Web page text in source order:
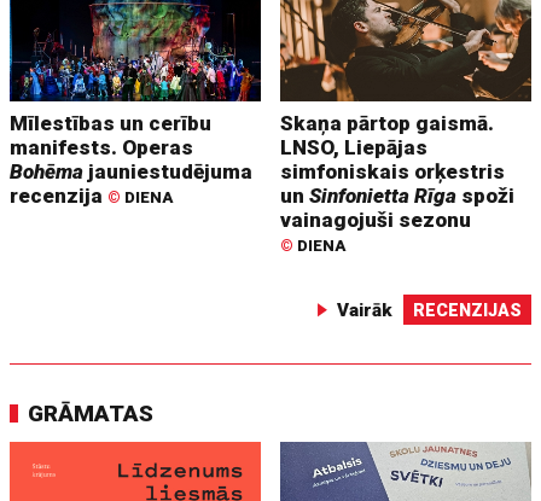
Mīlestības un cerību
manifests. Operas
Bohēma jauniestudējuma
recenzija © DIENA
Skaņa pārtop gaismā.
LNSO, Liepājas
simfoniskais orķestris
unSinfonietta Rīga spoži
vainagojuši sezonu
© DIENA
Vairāk RECENZIJAS
GRĀMATAS